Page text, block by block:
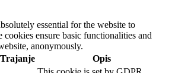
essential for the website to
ensure basic functionalities and
anonymously.
Trajanje Opis